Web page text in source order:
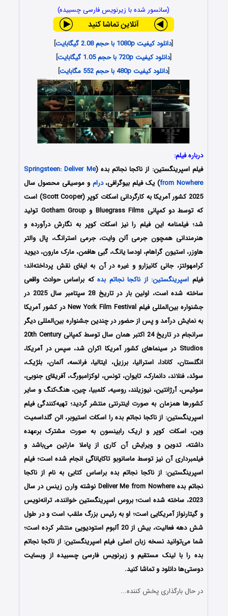
(سانسور شده با زیرنویس فارسی چسبیده)
[دانلود کیفیت 1080p با حجم 2.08 گیگابایت
]
[دانلود کیفیت 720p با حجم 1.05 گیگابایت
]
[دانلود کیفیت 480p با حجم 552 مگابایت ]
درباره فیلم:
فیلم اسپرینگستین: از ناکجا نجاتم بده (Springsteen: Deliver Me
from Nowhere) یک فیلم بیوگرافی،درام و موسیقی محصول سال
2025 کشور آمریکا به کارگردانی اسکات کوپر (Scott Cooper) است
که توسط دو کمپانی‌ Bluegrass Films و Gotham Group تولید
شد؛ فیلمنامه این فیلم را نیز اسکات کوپر به نگارش درآورده و
هنرمندانی همچون جرمی آلن وایت، جرمی استرانگ، پال والتر
هاوزر، استیون گراهام، اودسا یانگ، گبی هافمن، مارک مارون، دیوید
کرامهولتز، جانی کانیزارو و غیره در آن به ایفای نقش پرداخته‌اند؛
فیلم اسپرینگستین: از ناکجا نجاتم بدهکه براساس حوادث واقعی
ساخته شده است، اولین بار در تاریخ 28 سپتامبر سال 2025 در
جشنواره بین‌المللی فیلم New York Film Festival در کشور آمریکا
به نمایش درآمد و پس از حضور در چندین جشنواره بین‌المللی دیگر
سرانجام در تاریخ 24 اکتبر همان سال توسط کمپانی‌ 20th Century
Studios در سینماهای کشور آمریکا اکران شد، سپس در آمریکا،
انگلستان، کانادا، استرالیا، برزیل، ایتالیا، فرانسه، آلمان، بلژیک،
سوئد، فنلاند، دانمارک، تایوان، تونس، لوکزامبورگ، آفریقای جنوبی،
سوئیس، آرژانتین، نیوزیلند، روسیه، کلمبیا، چین، هنگ‌کنگ و سایر
کشورها همزمان به صورت اینترنتی منتشر گردید؛ تهیه‌کنندگی فیلم
اسپرینگستین: از ناکجا نجاتم بده را اسکات استیوبر، الن گلداسمیت
وین، اسکات کوپر و اریک رابینسون به صورت مشترک برعهده
داشته، تدوین و ویرایش آن کاری از پاملا مارتین می‌باشد و
فیلمبرداری آن نیز توسط ماسانوبو تاکایاناگی انجام شده است؛ فیلم
اسپرینگستین: از ناکجا نجاتم بده براساس کتابی به نام از ناکجا
نجاتم بده Deliver Me from Nowhere نوشته وارن زینس در سال
2023، ساخته شده است؛ بروس اسپرینگستین خواننده، ترانه‌نویس
و گیتارنواز آمریکایی است؛ او به رئیس بزرگ ملقب است و در طول
شش دهه فعالیت، بیش از 20 آلبوم استودیویی منتشر کرده است؛
شما می‌توانید نسخه زبان اصلی فیلم اسپرینگستین: از ناکجا نجاتم
بده را با ‌لینک مستقیم و زیرنویس فارسی چسبیده از وبسایت
دوستی‌ها دانلود و تماشا کنید.
در حال بارگذاری پخش کننده...